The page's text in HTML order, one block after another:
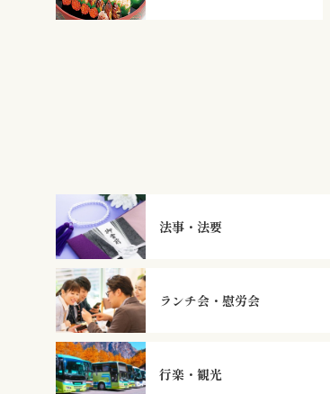
法事・法要
ランチ会・慰労会
行楽・観光